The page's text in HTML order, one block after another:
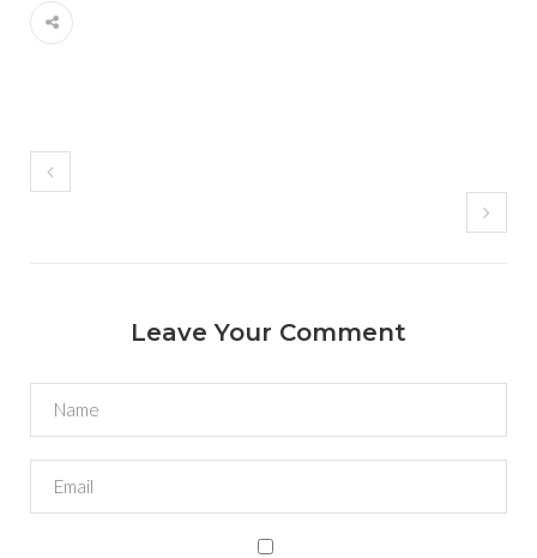
Leave Your Comment